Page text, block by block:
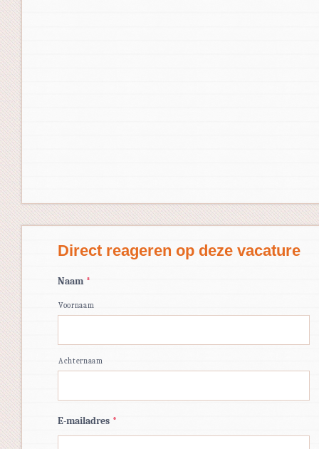
Direct reageren op deze vacature
Naam *
Voornaam
Achternaam
E-mailadres *